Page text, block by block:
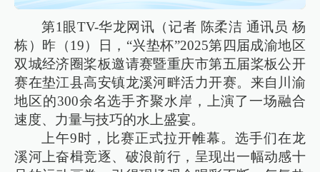
第1眼TV-华龙网讯（记者 陈柔洁 通讯员 杨
栋）昨（19）日，“兴垫杯”2025第四届成渝地区
双城经济圈桨板邀请赛暨重庆市第五届桨板公开
赛在垫江县高安镇龙溪河畔活力开赛。来自川渝
地区的300余名选手齐聚水岸，上演了一场融合
速度、力量与技巧的水上盛宴。
上午9时，比赛正式拉开帷幕。选手们在龙
溪河上奋楫竞逐、破浪前行，呈现出一幅动感十